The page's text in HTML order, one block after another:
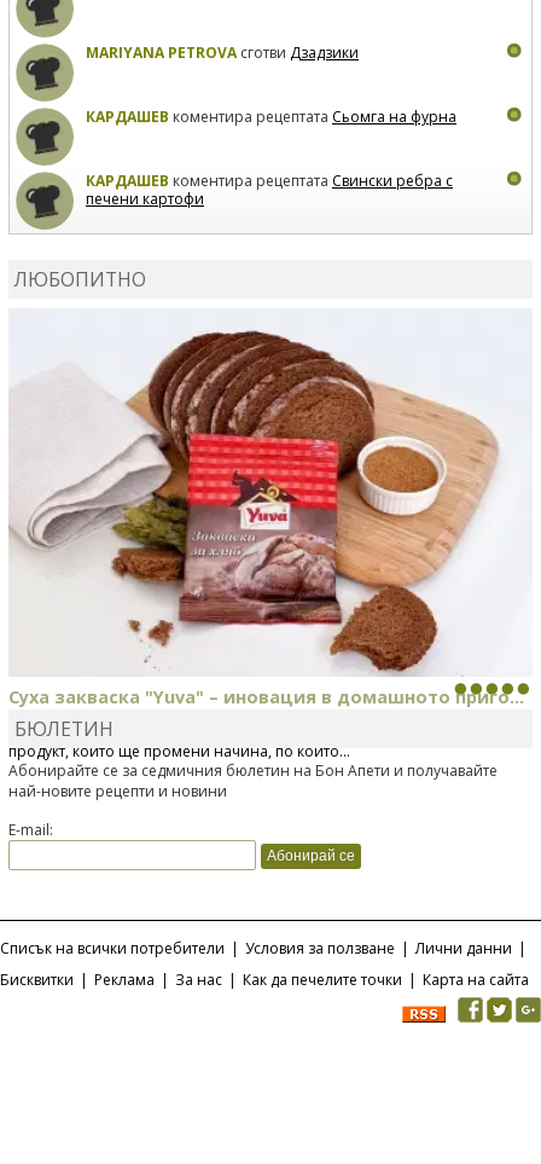
MARIYANA PETROVAсготви Дзадзики
КАРДАШЕВ коментира рецептата Сьомга на фурна
КАРДАШЕВ коментира рецептата Свински ребра с
печени картофи
ЛЮБОПИТНО
Суха закваска "Yuva" – иновация в домашното приго...
Отскоро Лесафр България стартира предлагането на изцяло нов
продукт, който ще промени начина, по който...
БЮЛЕТИН
Абонирайте се за седмичния бюлетин на Бон Апети и получавайте
най-новите рецепти и новини
E-mail:
Списък на всички потребители | Условия за ползване | Лични данни |
Бисквитки | Реклама | За нас | Как да печелите точки | Карта на сайта